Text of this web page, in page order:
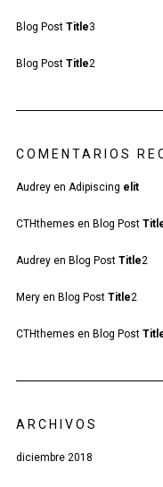
Blog Post Title3
Blog Post Title2
COMENTARIOS
Audreyen Adipiscing elit
CTHthemes en Blog Post
Audreyen Blog Post Title2
Meryen Blog Post Title2
CTHthemes en Blog Post
ARCHIVOS
diciembre 2018